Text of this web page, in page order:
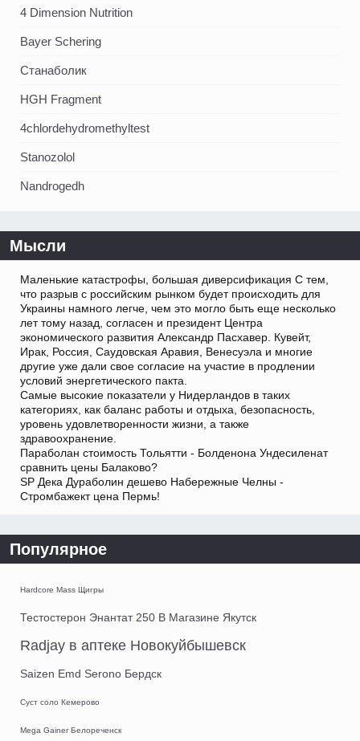
4 Dimension Nutrition
Bayer Schering
Станаболик
HGH Fragment
4chlordehydromethyltest
Stanozolol
Nandrogedh
Мысли
Маленькие катастрофы, большая диверсификация С тем,
что разрыв с российским рынком будет происходить для
Украины намного легче, чем это могло быть еще несколько
лет тому назад, согласен и президент Центра
экономического развития Александр Пасхавер. Кувейт,
Ирак, Россия, Саудовская Аравия, Венесуэла и многие
другие уже дали свое согласие на участие в продлении
условий энергетического пакта.
Самые высокие показатели у Нидерландов в таких
категориях, как баланс работы и отдыха, безопасность,
уровень удовлетворенности жизни, а также
здравоохранение.
Параболан стоимость Тольятти - Болденона Ундесиленат
сравнить цены Балаково?
SP Дека Дураболин дешево Набережные Челны -
Стромбажект цена Пермь!
Популярное
Hardcore Mass Щигры
Тестостерон Энантат 250 В Магазине Якутск
Radjay в аптеке Новокуйбышевск
Saizen Emd Serono Бердск
Суст соло Кемерово
Mega Gainer Белореченск